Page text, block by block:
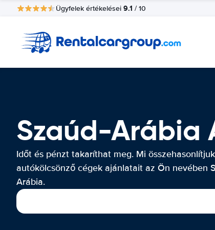
Ügyfelek értékelései 9.1 / 10
Szaúd-Arábia
Időt és pénzt takaríthat meg. Mi
autókölcsönző cégek ajánlatait az Ön nevében
Arábia.